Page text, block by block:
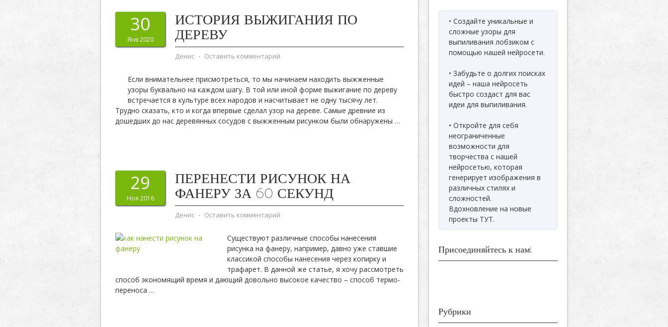
30
Янв 2020
ИСТОРИЯ ВЫЖИГАНИЯ ПО
ДЕРЕВУ
Денис ⋅ Оставить комментарий
Если внимательнее присмотреться, то мы начинаем находить выжженные
узоры буквально на каждом шагу. В той или иной форме выжигание по дереву
встречается в культуре всех народов и насчитывает не одну тысячу лет.
Трудно сказать, кто и когда впервые сделал узор на дереве. Самые древние из
дошедших до нас деревянных сосудов с выжженным рисунком были обнаружены …
29
Ноя 2016
ПЕРЕНЕСТИ РИСУНОК НА
ФАНЕРУ ЗА 60 СЕКУНД
Денис ⋅ Оставить комментарий
Существуют различные способы нанесения
рисунка на фанеру, например, давно уже ставшие
классикой способы нанесения через копирку и
трафарет. В данной же статье, я хочу рассмотреть
способ экономящий время и дающий довольно высокое качество – способ термо-
переноса …
• Создайте уникальные и
сложные узоры для
выпиливания лобзиком с
помощью нашей нейросети.
• Забудьте о долгих поисках
идей – наша нейросеть
быстро создаст для вас
идеи для выпиливания.
• Откройте для себя
неограниченные
возможности для
творчества с нашей
нейросетью, которая
генерирует изображения в
различных стилях и
сложностей.
Вдохновление на новые
проекты ТУТ.
Присоединяйтесь к нам!
Рубрики